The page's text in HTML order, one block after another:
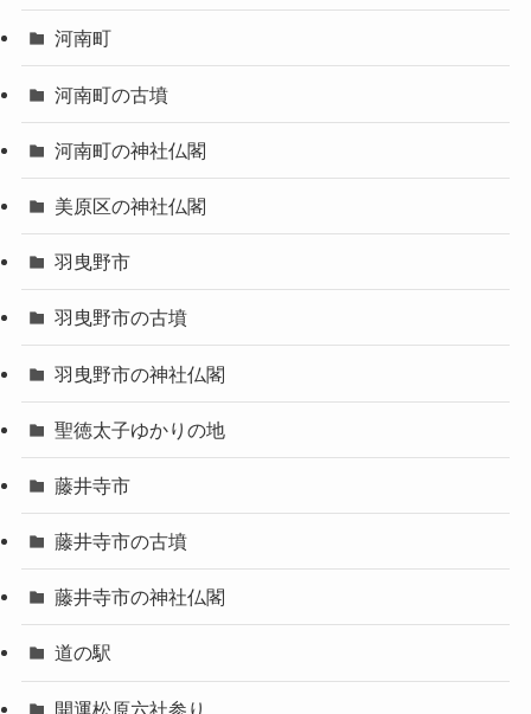
河南町
河南町の古墳
河南町の神社仏閣
美原区の神社仏閣
羽曳野市
羽曳野市の古墳
羽曳野市の神社仏閣
聖徳太子ゆかりの地
藤井寺市
藤井寺市の古墳
藤井寺市の神社仏閣
道の駅
開運松原六社参り